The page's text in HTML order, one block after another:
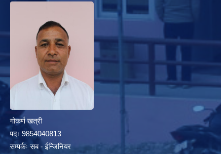
गोकर्ण खत्री
पदः 9854040813
सम्पर्कः सब - ईन्जिनियर